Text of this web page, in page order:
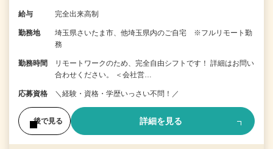
給与 完全出来高制
勤務地
埼玉県さいたま市、他埼玉県内のご自宅 ※フルリモート勤
務
勤務時間
リモートワークのため、完全自由シフトです！ 詳細はお問い
合わせください。 ＜会社営…
応募資格 ＼経験・資格・学歴いっさい不問！／
後で見る 詳細を見る